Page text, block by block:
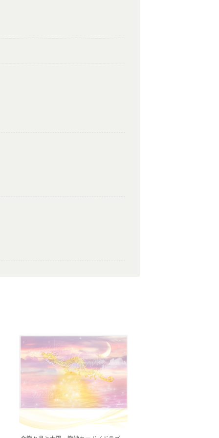
いました。気に入っていただけたよ
さんの幸せが訪れますように。あり
を楽しみにしながら 絵と共に待ちたいと